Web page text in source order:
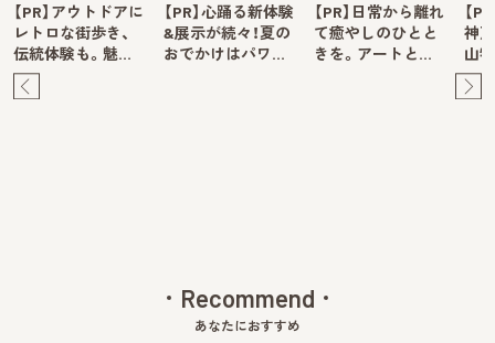
【PR】アウトドアに
レトロな街歩き、
伝統体験も。魅…
【PR】心踊る新体験
&展示が続々！夏の
おでかけはパワ…
【PR】日常から離れ
て癒やしのひとと
きを。アートと…
【
神
山
Recommend
あなたにおすすめ